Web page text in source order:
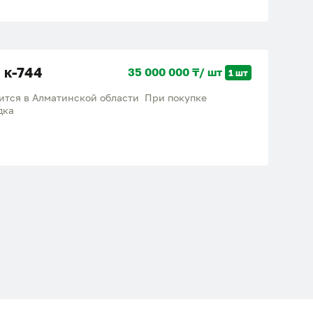
744 35 000 000 ₸/ шт 1 шт
в Алматинской области При покупке